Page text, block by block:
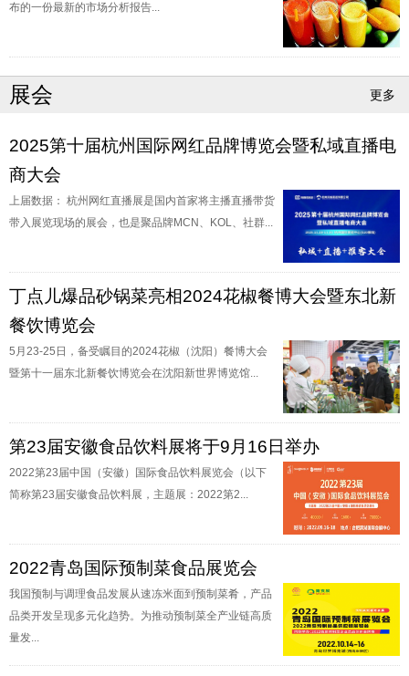
布的一份最新的市场分析报告...
展会 更多
2025第十届杭州国际网红品牌博览会暨私域直播电
商大会
上届数据： 杭州网红直播展是国内首家将主播直播带货
带入展览现场的展会，也是聚品牌MCN、KOL、社群...
丁点儿爆品砂锅菜亮相2024花椒餐博大会暨东北新
餐饮博览会
5月23-25日，备受瞩目的2024花椒（沈阳）餐博大会
暨第十一届东北新餐饮博览会在沈阳新世界博览馆...
第23届安徽食品饮料展将于9月16日举办
2022第23届中国（安徽）国际食品饮料展览会（以下
简称第23届安徽食品饮料展，主题展：2022第2...
2022青岛国际预制菜食品展览会
我国预制与调理食品发展从速冻米面到预制菜肴，产品
品类开发呈现多元化趋势。为推动预制菜全产业链高质
量发...